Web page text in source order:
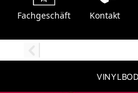
Fachgeschäft Kontakt